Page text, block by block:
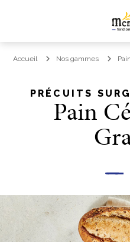
Accueil Nos gammes
PRÉCUITS
Pain